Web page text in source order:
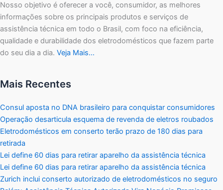
Nosso objetivo é oferecer a você, consumidor, as melhores
informações sobre os principais produtos e serviços de
assistência técnica em todo o Brasil, com foco na eficiência,
qualidade e durabilidade dos eletrodomésticos que fazem parte
do seu dia a dia. Veja Mais…
Mais Recentes
Consul aposta no DNA brasileiro para conquistar consumidores
Operação desarticula esquema de revenda de eletros roubados
Eletrodomésticos em conserto terão prazo de 180 dias para
retirada
Lei define 60 dias para retirar aparelho da assistência técnica
Lei define 60 dias para retirar aparelho da assistência técnica
Zurich inclui conserto autorizado de eletrodomésticos no seguro